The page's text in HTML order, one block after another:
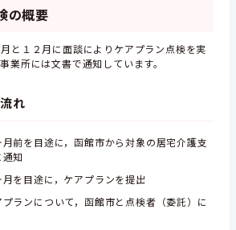
の概要
と１２月に面談によりケアプラン点検を実
業所には文書で通知しています。
れ
前を目途に，函館市から対象の居宅介護支
知
を目途に，ケアプランを提出
ランについて，函館市と点検者（委託）に